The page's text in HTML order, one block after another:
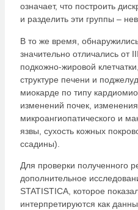
означает, что построить
и разделить эти группы –
В то же время,
значительно отличались от
подкожно-жировой
структуре печени и
миокарде по типу
изменений почек,
микроангиопатического и
язвы, сухость кожных
ссадины).
Для проверки полученного
дополнительное
STATISTICA, которое
интерпретируются как